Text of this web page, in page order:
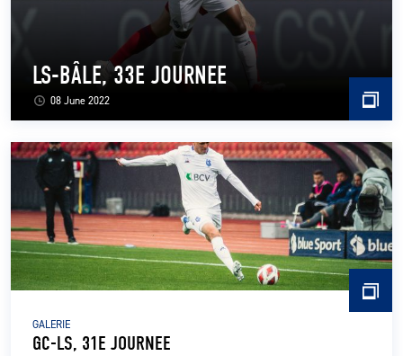
08 June 2022
LS-BÂLE, 33E JOURNEE
GALERIE
GC-LS, 31E JOURNEE